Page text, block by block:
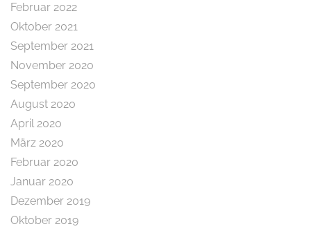
Februar 2022
Oktober 2021
September 2021
November 2020
September 2020
August 2020
April 2020
März 2020
Februar 2020
Januar 2020
Dezember 2019
Oktober 2019